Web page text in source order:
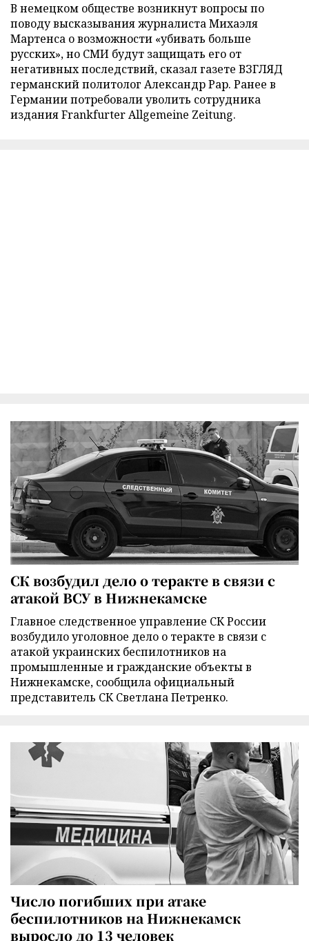
В немецком обществе возникнут вопросы по
поводу высказывания журналиста Михаэля
Мартенса о возможности «убивать больше
русских», но СМИ будут защищать его от
негативных последствий, сказал газете ВЗГЛЯД
германский политолог Александр Рар. Ранее в
Германии потребовали уволить сотрудника
издания Frankfurter Allgemeine Zeitung.
СК возбудил дело о теракте в связи с
атакой ВСУ в Нижнекамске
Главное следственное управление СК России
возбудило уголовное дело о теракте в связи с
атакой украинских беспилотников на
промышленные и гражданские объекты в
Нижнекамске, сообщила официальный
представитель СК Светлана Петренко.
Число погибших при атаке
беспилотников на Нижнекамск
выросло до 13 человек